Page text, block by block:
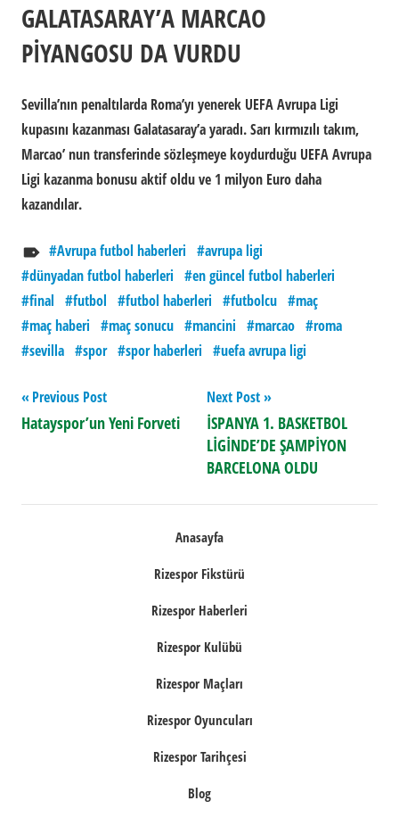
GALATASARAY’A MARCAO
PİYANGOSU DA VURDU
Sevilla’nın penaltılarda Roma’yı yenerek UEFA Avrupa Ligi
kupasını kazanması Galatasaray’a yaradı. Sarı kırmızılı takım,
Marcao’ nun transferinde sözleşmeye koydurduğu UEFA Avrupa
Ligi kazanma bonusu aktif oldu ve 1 milyon Euro daha
kazandılar.
Avrupa futbol haberleri
avrupa ligi
dünyadan futbol haberleri
en güncel futbol haberleri
final
futbol futbol haberleri futbolcu
maç
maç haberi
maç sonucu mancini marcao
roma
sevilla
spor spor haberleri uefa avrupa ligi
Yazı
gezinmesi
Previous Post
Hatayspor’un Yeni Forveti
Next Post
İSPANYA 1. BASKETBOL
LİGİNDE’DE ŞAMPİYON
BARCELONA OLDU
Anasayfa
Rizespor Fikstürü
Rizespor Haberleri
Rizespor Kulübü
Rizespor Maçları
Rizespor Oyuncuları
Rizespor Tarihçesi
Blog